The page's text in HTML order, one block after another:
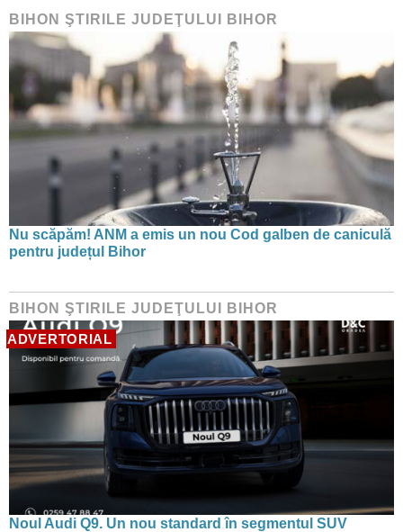
BIHON ŞTIRILE JUDEŢULUI BIHOR
Nu scăpăm! ANM a emis un nou Cod galben de caniculă
pentru județul Bihor
BIHON ŞTIRILE JUDEŢULUI BIHOR
ADVERTORIAL
Noul Audi Q9. Un nou standard în segmentul SUV